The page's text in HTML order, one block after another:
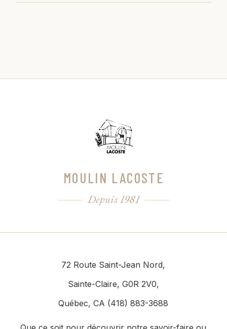
MOULIN LACOSTE
Depuis 1981
72 Route Saint-Jean Nord,
Sainte-Claire, G0R 2V0,
Québec, CA (418) 883-3688